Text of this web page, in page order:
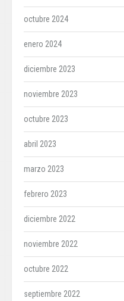
octubre 2024
enero 2024
diciembre 2023
noviembre 2023
octubre 2023
abril 2023
marzo 2023
febrero 2023
diciembre 2022
noviembre 2022
octubre 2022
septiembre 2022